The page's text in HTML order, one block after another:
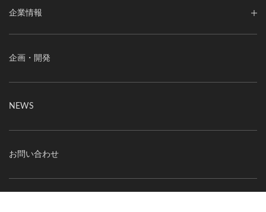
企業情報
企画・開発
NEWS
お問い合わせ